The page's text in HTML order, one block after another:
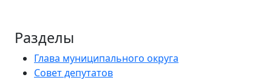
Разделы
Глава муниципального округа
Совет депутатов